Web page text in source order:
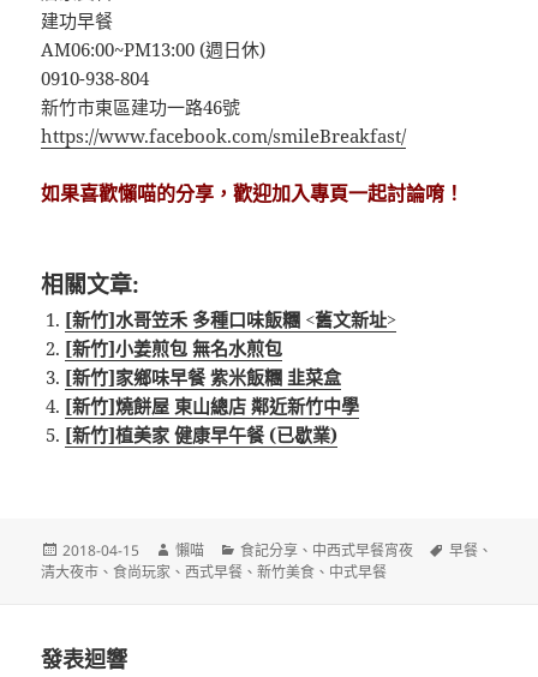
建功早餐
AM06:00~PM13:00 (週日休)
0910-938-804
新竹市東區建功一路46號
https://www.facebook.com/smileBreakfast/
如果喜歡懶喵的分享，歡迎加入專頁一起討論唷！
相關文章:
[新竹]水哥笠禾 多種口味飯糰 <舊文新址>
[新竹]小姜煎包 無名水煎包
[新竹]家鄉味早餐 紫米飯糰 韭菜盒
[新竹]燒餅屋 東山總店 鄰近新竹中學
[新竹]植美家 健康早午餐 (已歇業)
發
佈
2018-04-15
作
者
懶喵
分
類
食記分享 、 中西式早餐宵夜
標
早餐 、
清大夜市 、食尚玩家 、西式早餐 、新竹美食 、 中式早餐
發表迴響